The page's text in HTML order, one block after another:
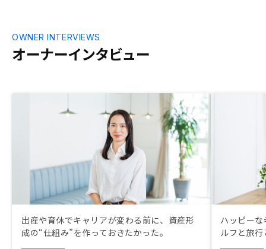
オーナーインタビュー
OWNER INTERVIEWS
出産や育休でキャリアが変わる前に、資産形
成の“仕組み”を作っておきたかった。
ハッピー
ルフと旅